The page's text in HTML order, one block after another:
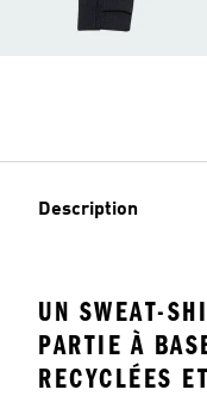
Description
UN SWEAT-
PARTIE À
RECYCLÉES